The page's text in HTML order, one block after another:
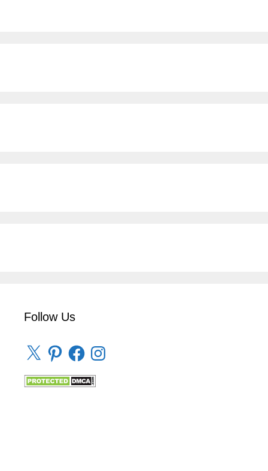
Follow Us
X PinterestFacebookInstagram